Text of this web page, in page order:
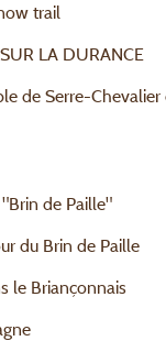
trail
LA DURANCE
de Serre-Chevalier
de Paille"
du Brin de Paille
le Briançonnais